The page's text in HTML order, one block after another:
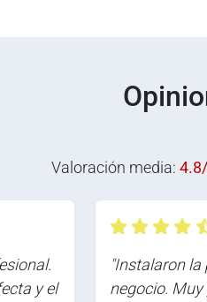
Valoración media:
y el
"Instalaron la
negocio.